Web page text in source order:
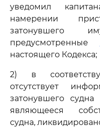
уведомил
намерении
затонувшего
предусмотренные
настоящего Кодекса;
2) в
отсутствует
затонувшего
являющееся
судна,